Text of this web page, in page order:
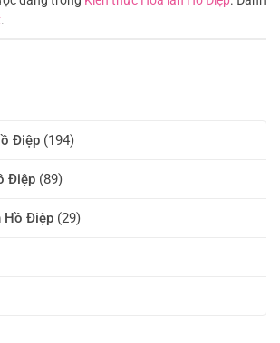
.
Điệp (194)
Điệp (89)
Hồ Điệp (29)